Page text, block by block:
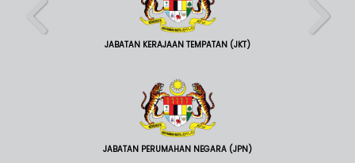
JABATAN KERAJAAN TEMPATAN (JKT)
JABATAN PERUMAHAN NEGARA (JPN)